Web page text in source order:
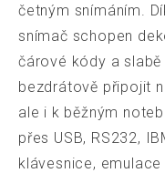
četným snímáním.
snímač schopen
čárové kódy a
bezdrátově připojit
ale i k běžným
přes USB, RS232,
klávesnice, emulace